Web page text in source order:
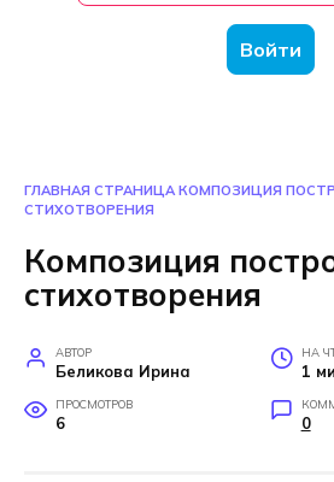
Войти
ГЛАВНАЯ СТРАНИЦА КОМПОЗИЦИЯ
СТИХОТВОРЕНИЯ
Композиция
стихотворения
АВТОР
Беликова Ирина
НА
1
ПРОСМОТРОВ
6 0